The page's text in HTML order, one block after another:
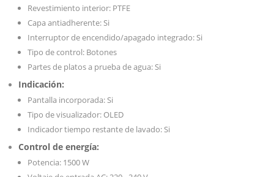
Revestimiento interior: PTFE
Capa antiadherente: Si
Interruptor de encendido/apagado integrado: Si
Tipo de control: Botones
Partes de platos a prueba de agua: Si
Indicación:
Pantalla incorporada: Si
Tipo de visualizador: OLED
Indicador tiempo restante de lavado: Si
Control de energía:
Potencia: 1500 W